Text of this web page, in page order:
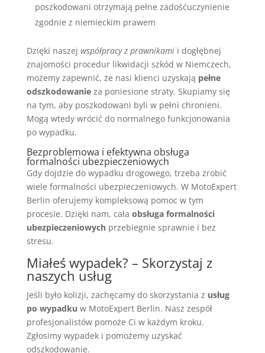
poszkodowani otrzymają pełne zadośćuczynienie
zgodnie z niemieckim prawem
Dzięki naszej współpracy z prawnikamii dogłębnej
znajomości procedur likwidacji szkód w Niemczech,
możemy zapewnić, że nasi klienci uzyskają pełne
odszkodowanieza poniesione straty. Skupiamy się
na tym, aby poszkodowani byli w pełni chronieni.
Mogą wtedy wrócić do normalnego funkcjonowania
po wypadku.
Bezproblemowa i efektywna obsługa
formalności ubezpieczeniowych
Gdy dojdzie do wypadku drogowego, trzeba zrobić
wiele formalności ubezpieczeniowych. W MotoExpert
Berlin oferujemy kompleksową pomoc w tym
procesie. Dzięki nam, cała obsługa formalności
ubezpieczeniowychprzebiegnie sprawnie i bez
stresu.
Miałeś wypadek? – Skorzystaj z
naszych usług
Jeśli było kolizji, zachęcamy do skorzystania z usług
po wypadku w MotoExpert Berlin. Nasz zespół
profesjonalistów pomoże Ci w każdym kroku.
Zgłosimy wypadek i pomożemy uzyskać
odszkodowanie.